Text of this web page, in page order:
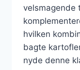
velsmagende
hvilken
bagte
nyde denne